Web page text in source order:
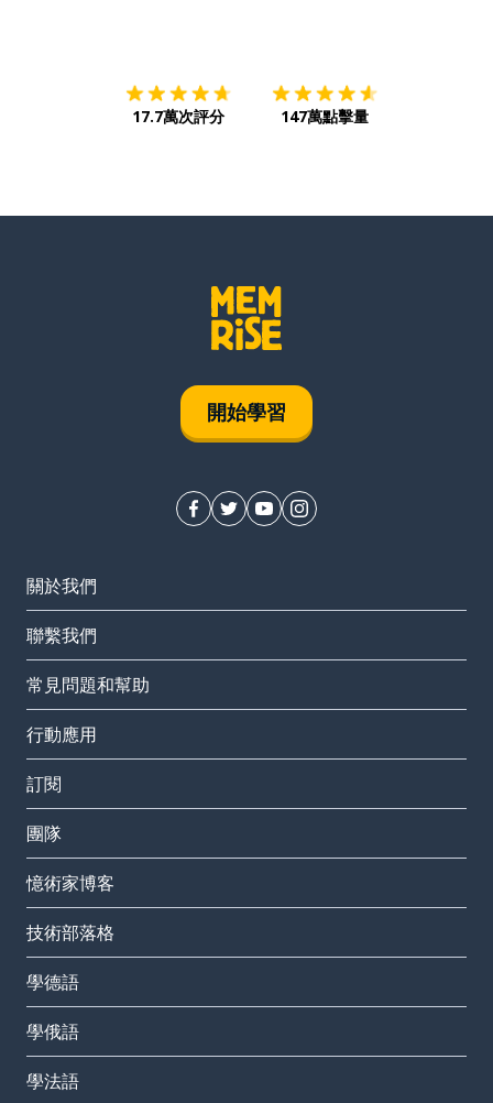
17.7萬次評分 147萬點擊量
開始學習
關於我們
聯繫我們
常見問題和幫助
行動應用
訂閱
團隊
憶術家博客
技術部落格
學德語
學俄語
學法語